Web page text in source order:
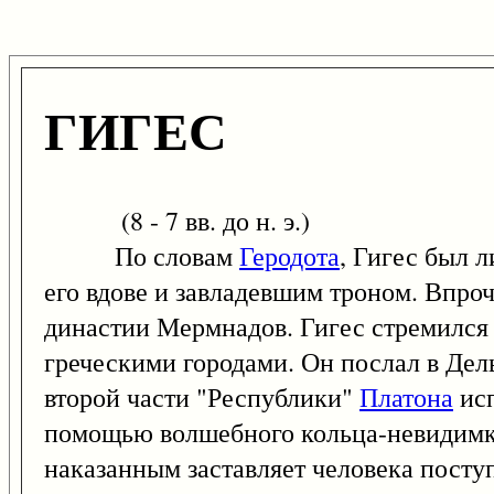
ГИГЕС
(8 - 7 вв. до н. э.)
По словамГеродота, Гигес был
его вдове и завладевшим троном.
династии Мермнадов. Гигес
греческими городами. Он послал в
второй части "Республики" Платона
помощью волшебного кольца-
наказанным заставляет человека